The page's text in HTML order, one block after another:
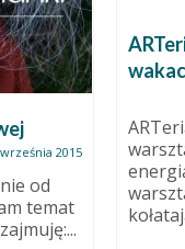
2015
od
temat